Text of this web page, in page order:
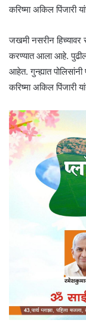
करिष्मा अकिल पिंजारी
जखमी नसरीन
करण्यात आला आहे. पुढील
आहेत. गुन्ह्यात
करिष्मा अकिल